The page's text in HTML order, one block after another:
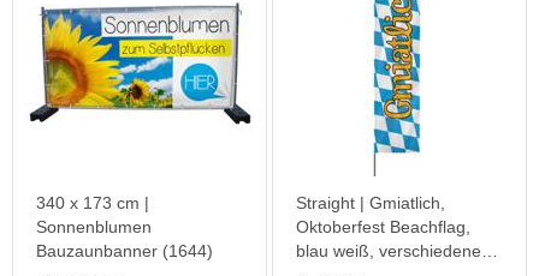
340 x 173 cm |
Sonnenblumen
Bauzaunbanner (1644)
Straight | Gmiatlich,
Oktoberfest Beachflag,
blau weiß, verschiedene